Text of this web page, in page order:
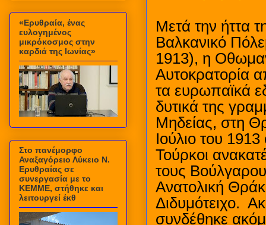
Μετά την ήττα
Βαλκανικό
1913), η
Αυτοκρατορία
τα ευρωπαϊκά
δυτικά της
Μηδείας, στη
Ιούλιο του
Τούρκοι
τους
Ανατολική
Διδυμότειχο.
συνδέθηκε
«Ερυθραία, ένας
ευλογημένος
μικρόκοσμος στην
καρδιά της Ιωνίας»
Στο πανέμορφο
Αναξαγόρειο Λύκειο Ν.
Ερυθραίας σε
συνεργασία με το
ΚΕΜΜΕ, στήθηκε και
λειτουργεί έκθ